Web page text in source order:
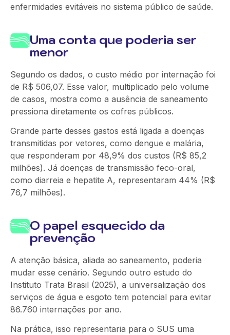
enfermidades evitáveis no sistema público de saúde.
Uma conta que poderia ser
menor
Segundo os dados, o custo médio por internação foi
de R$ 506,07. Esse valor, multiplicado pelo volume
de casos, mostra como a ausência de saneamento
pressiona diretamente os cofres públicos.
Grande parte desses gastos está ligada a doenças
transmitidas por vetores, como dengue e malária,
que responderam por 48,9% dos custos (R$ 85,2
milhões). Já doenças de transmissão feco-oral,
como diarreia e hepatite A, representaram 44% (R$
76,7 milhões).
O papel esquecido da
prevenção
A atenção básica, aliada ao saneamento, poderia
mudar esse cenário. Segundo outro estudo do
Instituto Trata Brasil (2025), a universalização dos
serviços de água e esgoto tem potencial para evitar
86.760 internações por ano.
Na prática, isso representaria para o SUS uma